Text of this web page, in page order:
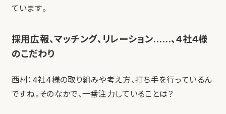
ています。
採用広報、マッチング、リレーション……、4社4様
のこだわり
西村：4社4様の取り組みや考え方、打ち手を行っているん
ですね。そのなかで、一番注力していることは？